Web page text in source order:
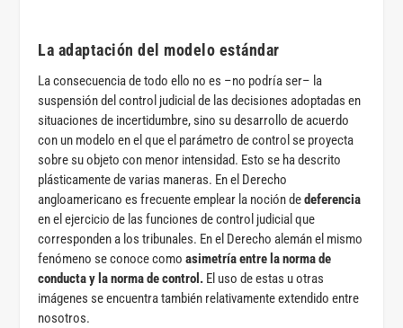
La adaptación del modelo estándar
La consecuencia de todo ello no es –no podría ser– la
suspensión del control judicial de las decisiones adoptadas en
situaciones de incertidumbre, sino su desarrollo de acuerdo
con un modelo en el que el parámetro de control se proyecta
sobre su objeto con menor intensidad. Esto se ha descrito
plásticamente de varias maneras. En el Derecho
angloamericano es frecuente emplear la noción dedeferencia
en el ejercicio de las funciones de control judicial que
corresponden a los tribunales. En el Derecho alemán el mismo
fenómeno se conoce comoasimetría entre la norma de
conducta y la norma de control. El uso de estas u otras
imágenes se encuentra también relativamente extendido entre
nosotros.